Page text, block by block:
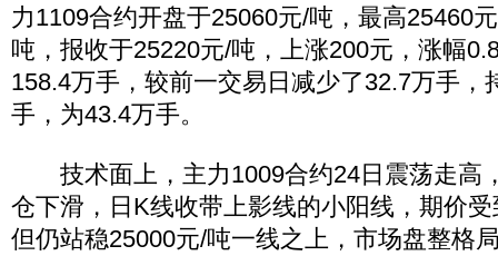
力1109合约开盘于25060元/吨，最高25460
吨，报收于25220元/吨，上涨200元，涨幅
158.4万手，较前一交易日减少了32.7万手，
手，为43.4万手。
技术面上，主力1009合约24日震荡走高
仓下滑，日K线收带上影线的小阳线，期价
但仍站稳25000元/吨一线之上，市场盘整格